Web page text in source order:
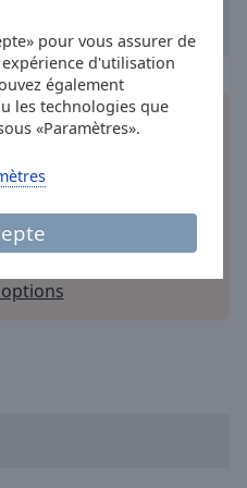
pour vous assurer de
d'utilisation
également
les technologies que
«Paramètres».
Online Radio Box
en ligne où que vous